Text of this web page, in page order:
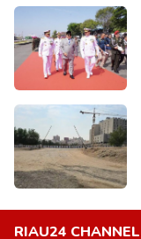
RIAU24 CHANNEL